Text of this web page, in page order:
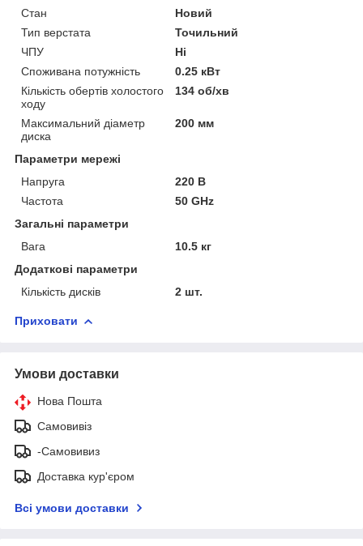
Стан
Новий
Тип верстата
Точильний
ЧПУ
Ні
Споживана потужність
0.25 кВт
Кількість обертів холостого
ходу
134 об/хв
Максимальний діаметр
диска
200 мм
Параметри мережі
Напруга
220 В
Частота
50 GHz
Загальні параметри
Вага
10.5 кг
Додаткові параметри
Кількість дисків
2 шт.
Приховати
Умови доставки
Нова Пошта
Самовивіз
-Самовивиз
Доставка кур'єром
Всі умови доставки